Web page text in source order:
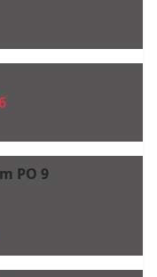
PO 9